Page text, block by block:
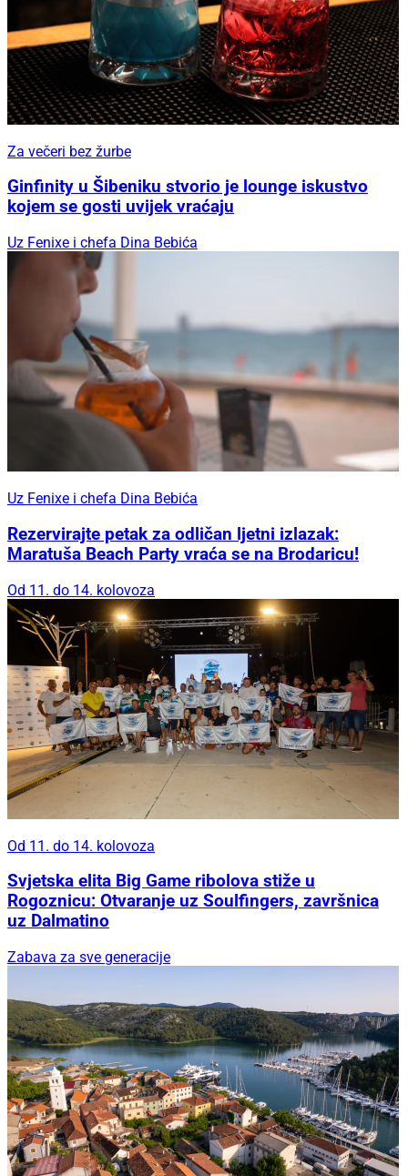
Za večeri bez žurbe
Ginfinity u Šibeniku stvorio je lounge iskustvo
kojem se gosti uvijek vraćaju
Uz Fenixe i chefa Dina Bebića
Uz Fenixe i chefa Dina Bebića
Rezervirajte petak za odličan ljetni izlazak:
Maratuša Beach Party vraća se na Brodaricu!
Od 11. do 14. kolovoza
Od 11. do 14. kolovoza
Svjetska elita Big Game ribolova stiže u
Rogoznicu: Otvaranje uz Soulfingers, završnica
uz Dalmatino
Zabava za sve generacije